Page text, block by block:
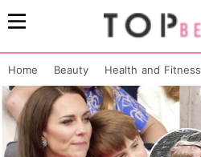
Home Beauty Health and Fitness